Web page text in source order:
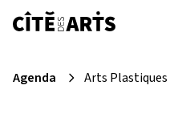
Agenda Arts Plastiques